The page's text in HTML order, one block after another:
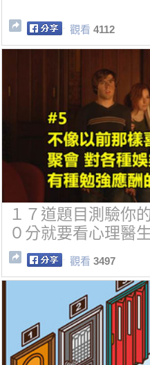
觀看 4112
１７道題目測驗你
０分就要看心理醫
觀看 3497